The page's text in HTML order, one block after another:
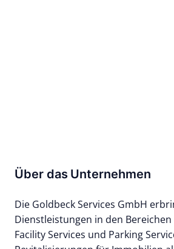
Über das Unternehmen
Die Goldbeck Services GmbH
Dienstleistungen in den
Facility Services und Parking